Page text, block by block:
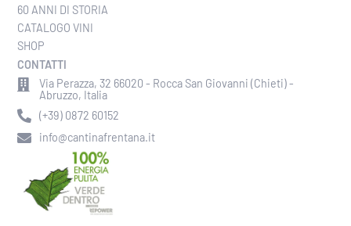
60 ANNI DI STORIA
CATALOGO VINI
SHOP
CONTATTI
Via Perazza, 32 66020 - Rocca San Giovanni (Chieti) -
Abruzzo, Italia
(+39) 0872 60152
info@cantinafrentana.it